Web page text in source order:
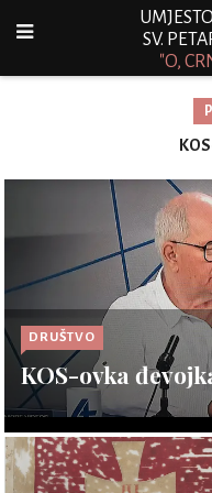
SV.
"O,
DRUŠTVO
KOS-ovka